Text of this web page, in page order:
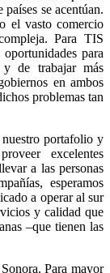
se acentúan.
el vasto comercio
Para TIS
para
y de trabajar más
en ambos
problemas tan
nuestro portafolio y
excelentes
a las personas
esperamos
a operar al sur
y calidad que
–que tienen las
Para mayor